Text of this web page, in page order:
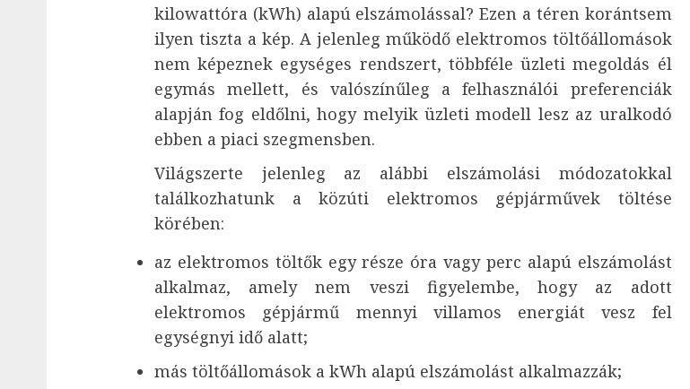
kilowattóra (kWh) alapú elszámolással? Ezen a téren korántsem
ilyen tiszta a kép. A jelenleg működő elektromos töltőállomások
nem képeznek egységes rendszert, többféle üzleti megoldás él
egymás mellett, és valószínűleg a felhasználói preferenciák
alapján fog eldőlni, hogy melyik üzleti modell lesz az uralkodó
ebben a piaci szegmensben.
Világszerte jelenleg az alábbi elszámolási módozatokkal
találkozhatunk a közúti elektromos gépjárművek töltése
körében:
az elektromos töltők egy része óra vagy perc alapú elszámolást
alkalmaz, amely nem veszi figyelembe, hogy az adott
elektromos gépjármű mennyi villamos energiát vesz fel
egységnyi idő alatt;
más töltőállomások a kWh alapú elszámolást alkalmazzák;